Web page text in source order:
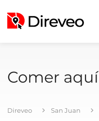
Comer aquí
Direveo San Juan